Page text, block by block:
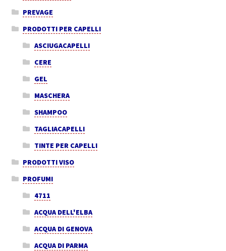
PREVAGE
PRODOTTI PER CAPELLI
ASCIUGACAPELLI
CERE
GEL
MASCHERA
SHAMPOO
TAGLIACAPELLI
TINTE PER CAPELLI
PRODOTTI VISO
PROFUMI
4711
ACQUA DELL'ELBA
ACQUA DI GENOVA
ACQUA DI PARMA